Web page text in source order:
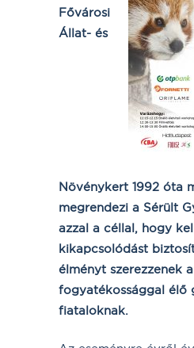
Fővárosi
Állat- és
Növénykert 1992 óta
megrendezi a Sérült
azzal a céllal, hogy
kikapcsolódást
élményt szerezzenek a
fogyatékossággal élő
fiataloknak.